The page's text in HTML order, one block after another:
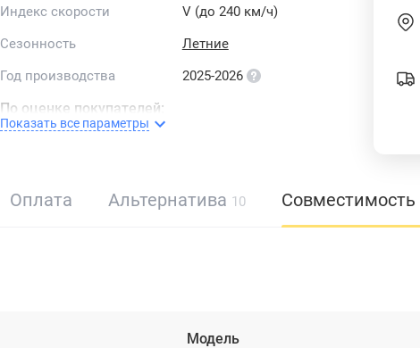
Индекс скорости
V (до 240 км/ч)
Сезонность
Летние
Год производства
2025-2026
По оценке покупателей:
Шум
Показать все параметры
Оплата Альтернатива 10 Совместимость
Модель